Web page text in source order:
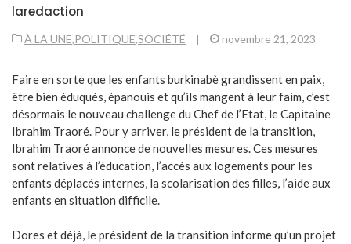
laredaction
À LA UNE,POLITIQUE,SOCIÉTÉ | novembre 21, 2023
Faire en sorte que les enfants burkinabè grandissent en paix,
être bien éduqués, épanouis et qu’ils mangent à leur faim, c’est
désormais le nouveau challenge du Chef de l’Etat, le Capitaine
Ibrahim Traoré. Pour y arriver, le président de la transition,
Ibrahim Traoré annonce de nouvelles mesures. Ces mesures
sont relatives à l’éducation, l’accès aux logements pour les
enfants déplacés internes, la scolarisation des filles, l’aide aux
enfants en situation difficile.
Dores et déjà, le président de la transition informe qu’un projet